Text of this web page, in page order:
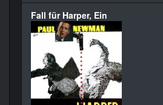
Fall für Harper, Ein